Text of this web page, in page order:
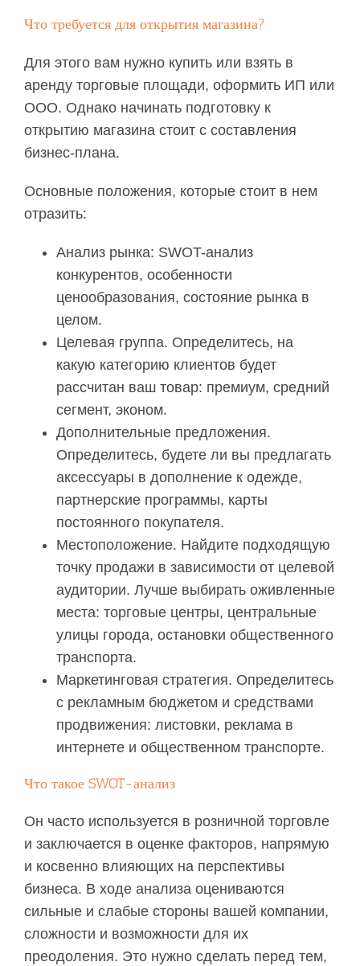
Что требуется для открытия магазина?
Для этого вам нужно купить или взять в
аренду торговые площади, оформить ИП или
ООО. Однако начинать подготовку к
открытию магазина стоит с составления
бизнес-плана.
Основные положения, которые стоит в нем
отразить:
Анализ рынка: SWOT-анализ
конкурентов, особенности
ценообразования, состояние рынка в
целом.
Целевая группа. Определитесь, на
какую категорию клиентов будет
рассчитан ваш товар: премиум, средний
сегмент, эконом.
Дополнительные предложения.
Определитесь, будете ли вы предлагать
аксессуары в дополнение к одежде,
партнерские программы, карты
постоянного покупателя.
Местоположение. Найдите подходящую
точку продажи в зависимости от целевой
аудитории. Лучше выбирать оживленные
места: торговые центры, центральные
улицы города, остановки общественного
транспорта.
Маркетинговая стратегия. Определитесь
с рекламным бюджетом и средствами
продвижения: листовки, реклама в
интернете и общественном транспорте.
Что такое SWOT-анализ
Он часто используется в розничной торговле
и заключается в оценке факторов, напрямую
и косвенно влияющих на перспективы
бизнеса. В ходе анализа оцениваются
сильные и слабые стороны вашей компании,
сложности и возможности для их
преодоления. Это нужно сделать перед тем,